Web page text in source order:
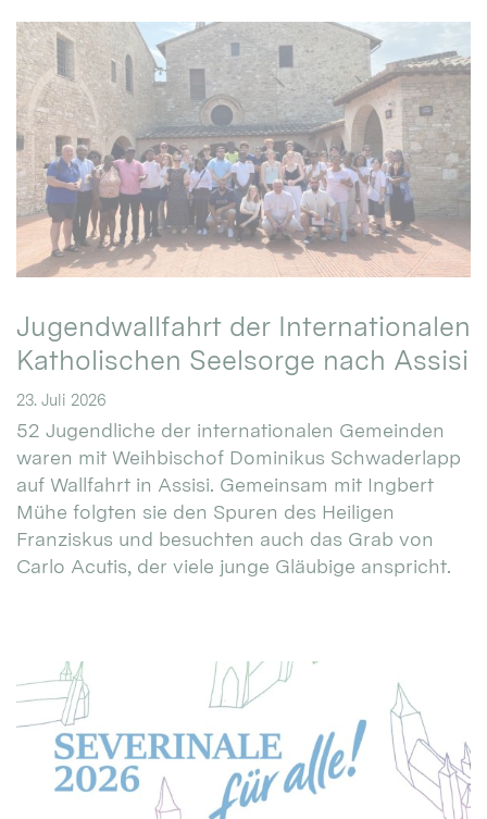
Jugendwallfahrt der Internationalen
Katholischen Seelsorge nach Assisi
23. Juli 2026
52 Jugendliche der internationalen Gemeinden
waren mit Weihbischof Dominikus Schwaderlapp
auf Wallfahrt in Assisi. Gemeinsam mit Ingbert
Mühe folgten sie den Spuren des Heiligen
Franziskus und besuchten auch das Grab von
Carlo Acutis, der viele junge Gläubige anspricht.